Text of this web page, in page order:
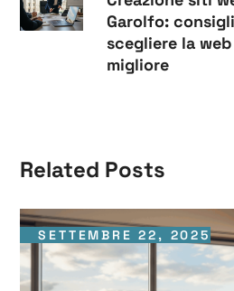
Garolfo:
scegliere la
migliore
Related Posts
SETTEMBRE 22, 2025